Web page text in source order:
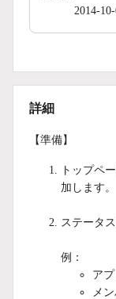
2014-
詳細
【準備】
トップペ
加します。
ステータ
例：
ア
メ